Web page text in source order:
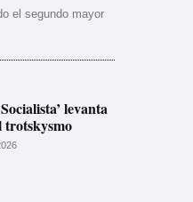
el segundo mayor
levanta
trotskysmo